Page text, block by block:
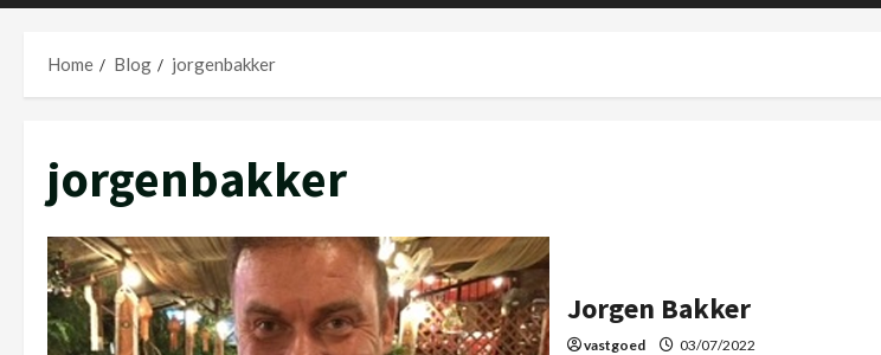
Home Blog jorgenbakker
jorgenbakker
Jorgen Bakker
vastgoed 03/07/2022